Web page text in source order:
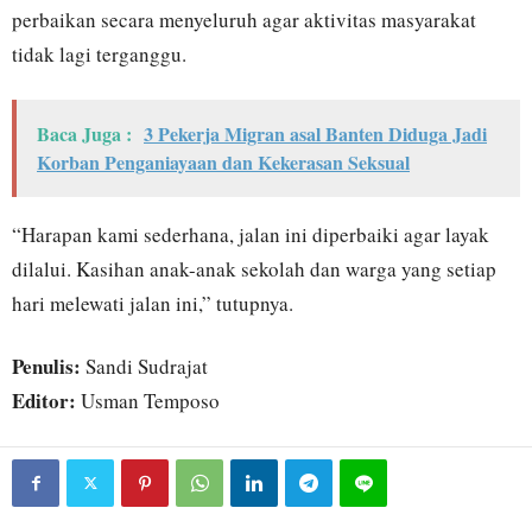
perbaikan secara menyeluruh agar aktivitas masyarakat
tidak lagi terganggu.
Baca Juga : 3 Pekerja Migran asal Banten Diduga Jadi
Korban Penganiayaan dan Kekerasan Seksual
“Harapan kami sederhana, jalan ini diperbaiki agar layak
dilalui. Kasihan anak-anak sekolah dan warga yang setiap
hari melewati jalan ini,” tutupnya.
Penulis: Sandi Sudrajat
Editor: Usman Temposo